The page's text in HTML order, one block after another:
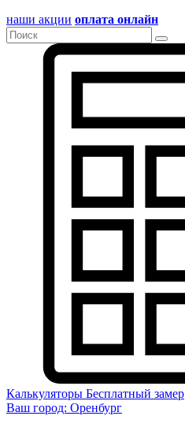
наши акции оплата онлайн
Калькуляторы Бесплатный замер
Ваш город: Оренбург